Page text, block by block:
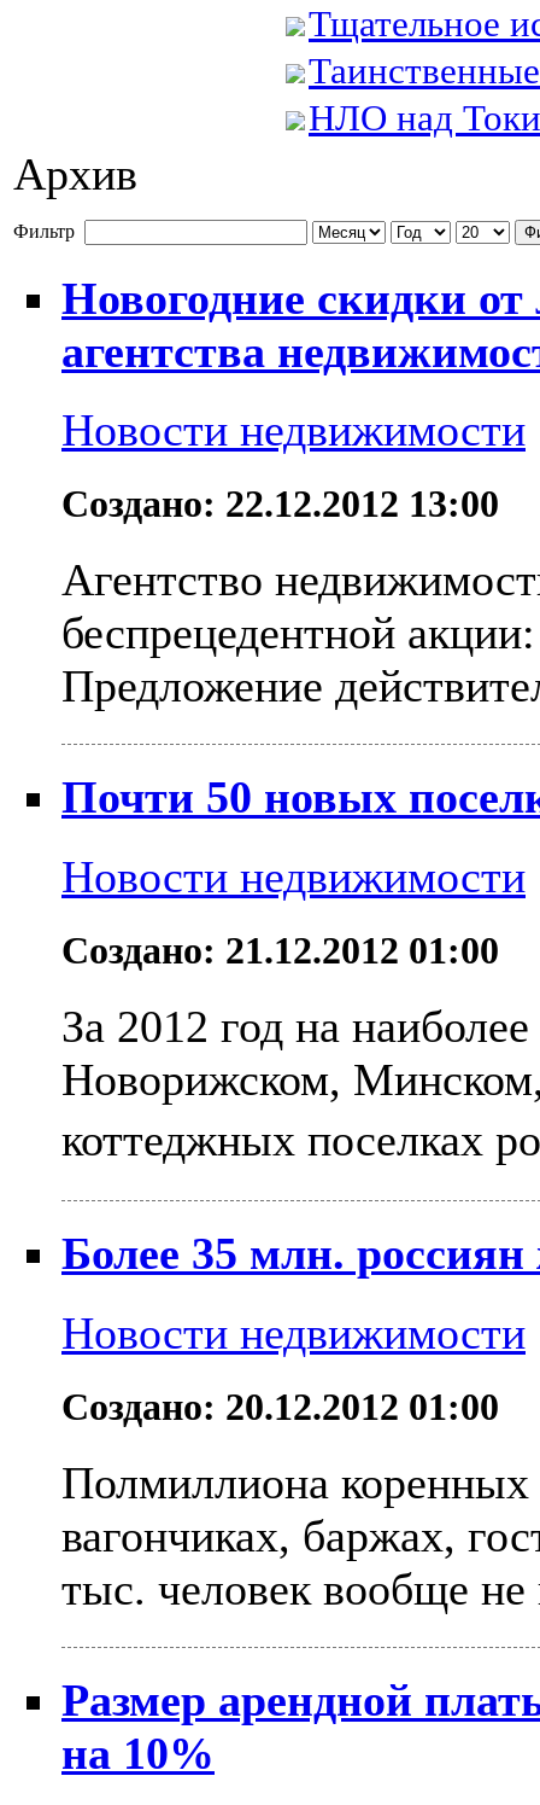
Тщательное
НЛО над
Архив
Фильтр
Новогодние скидки
агентства
Новости недвижимости
Создано: 22.12.2012 13:00
Агентство
беспрецедентной
Предложение
Почти 50 новых
Новости недвижимости
Создано: 21.12.2012 01:00
За 2012 год на
Новорижском,
коттеджных поселках
Более 35 млн.
Новости недвижимости
Создано: 20.12.2012 01:00
Полмиллиона
вагончиках, баржах,
тыс. человек вообще
Размер арендной
на 10%